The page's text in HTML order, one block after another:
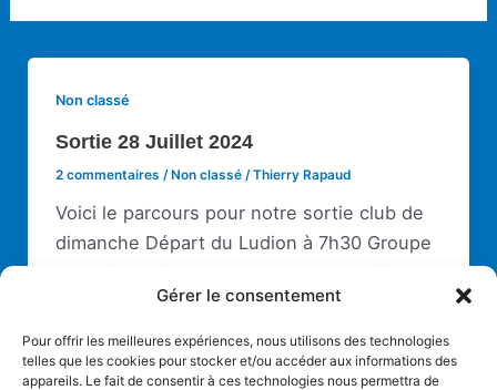
Gérer le consentement
Pour offrir les meilleures expériences, nous utilisons des technologies
telles que les cookies pour stocker et/ou accéder aux informations des
appareils. Le fait de consentir à ces technologies nous permettra de
Non classé
Sortie 28 Juillet 2024
2 commentaires / Non classé/Thierry Rapaud
Voici le parcours pour notre sortie club de
dimanche Départ du Ludion à 7h30 Groupe
CROIX BLANCHE BONDOUFLE LISSES
MENNECY CHEVANNES NAINVILLE LES
ROCHES […]